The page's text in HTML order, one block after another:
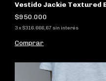
Vestido Jackie Textured
$950.000
3x $316.666,67 sin interés
Comprar